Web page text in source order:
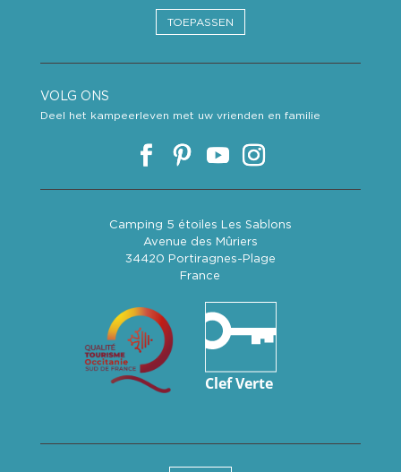
TOEPASSEN
VOLG ONS
Deel het kampeerleven met uw vrienden en familie
Camping 5 étoiles Les Sablons
Avenue des Mûriers
34420 Portiragnes-Plage
France